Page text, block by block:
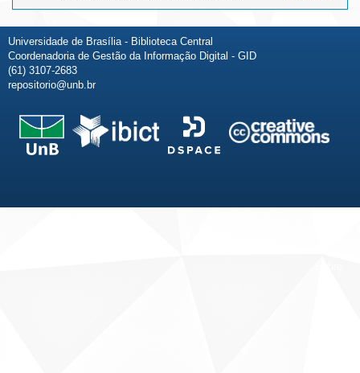
Universidade de Brasília - Biblioteca Central
Coordenadoria de Gestão da Informação Digital - GID
(61) 3107-2683
repositorio@unb.br